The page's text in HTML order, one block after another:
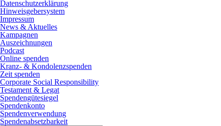
Datenschutzerklärung
Hinweisgebersystem
Impressum
News & Aktuelles
Kampagnen
Auszeichnungen
Podcast
Online spenden
Kranz- & Kondolenzspenden
Zeit spenden
Corporate Social Responsibility
Testament & Legat
Spendengütesiegel
Spendenkonto
Spendenverwendung
Spendenabsetzbarkeit